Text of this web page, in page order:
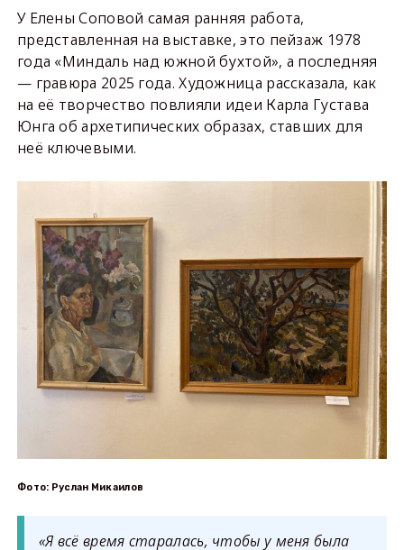
У Елены Соповой самая ранняя работа,
представленная на выставке, это пейзаж 1978
года «Миндаль над южной бухтой», а последняя
— гравюра 2025 года. Художница рассказала, как
на её творчество повлияли идеи Карла Густава
Юнга об архетипических образах, ставших для
неё ключевыми.
Фото: Руслан Микаилов
«Я всё время старалась, чтобы у меня была